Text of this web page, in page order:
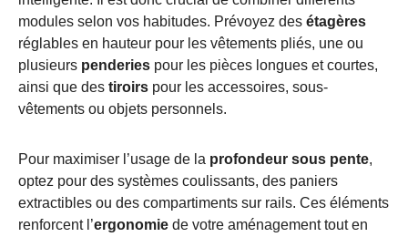
modules selon vos habitudes. Prévoyez des étagères
réglables en hauteur pour les vêtements pliés, une ou
plusieurs penderies pour les pièces longues et courtes,
ainsi que des tiroirs pour les accessoires, sous-
vêtements ou objets personnels.
Pour maximiser l’usage de la profondeur sous pente,
optez pour des systèmes coulissants, des paniers
extractibles ou des compartiments sur rails. Ces éléments
renforcent l’ergonomie de votre aménagement tout en